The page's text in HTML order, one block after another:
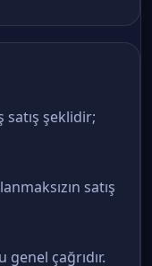
satış şeklidir;
satış
çağrıdır.